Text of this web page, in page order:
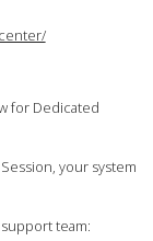
for Dedicated
your system
team: